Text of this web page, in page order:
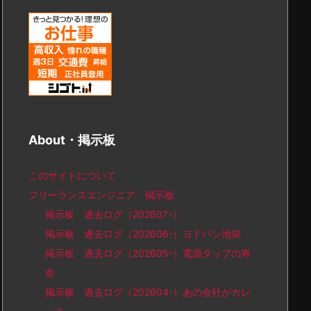
About・掲示板
このサイトについて
フリーランスエンジニア 掲示板
掲示板 過去ログ（202607-）
掲示板 過去ログ（202606-）ヨドバシ池袋
掲示板 過去ログ（202605-）電源タップの寿
命
掲示板 過去ログ（202604-）あの会社がカレ